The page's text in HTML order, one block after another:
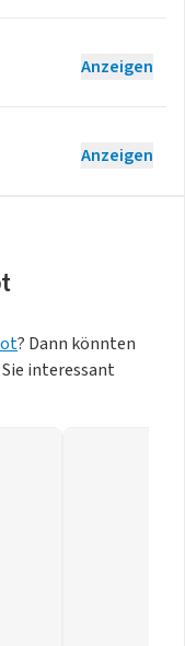
Anzeigen
Anzeigen
? Dann könnten
interessant